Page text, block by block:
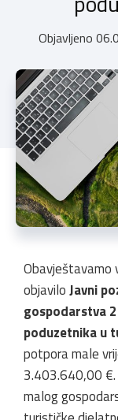
Objavljeno
Obavještavamo
objaviloJavni
gospodarstva
poduzetnika u
potpora male
3.403.640,00 €.
malog